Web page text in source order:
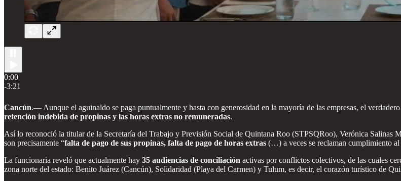
0:00
-3:21
Cancún.— Aunque el aguinaldo se paga puntualmente y hasta con generosidad en la mayoría de las empresas, el
retención indebida de propinas y las horas extras no remuneradas.
Así lo reconoció la titular de la Secretaría del Trabajo y Previsión Social de Quintana Roo (STPSQRoo), Verónica Salinas
son precisamente “falta de pago de sus propinas, falta de pago de horas extras (…) a veces se reclaman cumplimiento
La funcionaria reveló que actualmente hay 35 audiencias de conciliación activas por conflictos colectivos, de las cuales
zona norte del estado: Benito Juárez (Cancún), Solidaridad (Playa del Carmen) y Tulum, es decir, el corazón turístico de